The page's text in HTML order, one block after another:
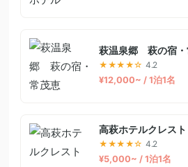
萩温泉郷 萩の宿・
★★★★☆ 4.2
¥12,000~ / 1泊1名
高萩ホテルクレスト
★★★★☆ 4.2
¥5,000~ / 1泊1名